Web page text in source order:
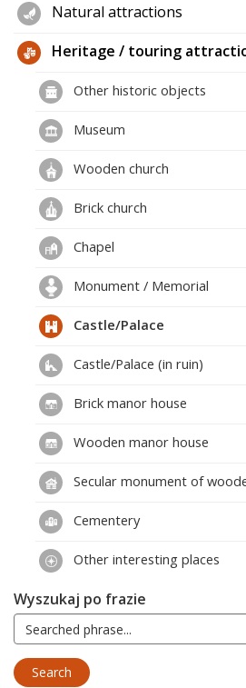
Natural attractions
Heritage / touring
Other historic objects
Museum
Wooden church
Brick church
Chapel
Monument / Memorial
Castle/Palace
Castle/Palace (in ruin)
Brick manor house
Wooden manor house
Secular monument of
Cementery
Other interesting places
Wyszukaj po frazie